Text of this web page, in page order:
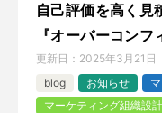
自己評価を高く見
『オーバーコンフ
更新日： 2025年3月21日
blog
お知らせ
マーケティング組織設計